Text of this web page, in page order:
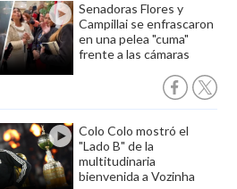
Senadoras Flores y
Campillai se enfrascaron
en una pelea "cuma"
frente a las cámaras
Colo Colo mostró el
"Lado B" de la
multitudinaria
bienvenida a Vozinha